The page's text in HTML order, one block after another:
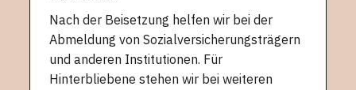
Nach der Beisetzung helfen wir bei der
Abmeldung von Sozialversicherungsträgern
und anderen Institutionen. Für
Hinterbliebene stehen wir bei weiteren